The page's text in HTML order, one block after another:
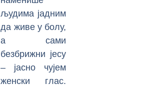
људима јадним
да живе у болу,
а сами
безбрижни јесу
– јасно чујем
женски глас.